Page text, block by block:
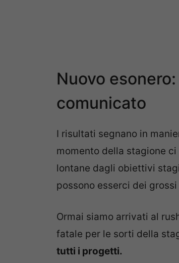
Nuovo
comunicato
I risultati segnano in
momento della stagione
lontane dagli obiettivi
possono esserci dei
Ormai siamo arrivati al
fatale per le sorti della
tutti i progetti.